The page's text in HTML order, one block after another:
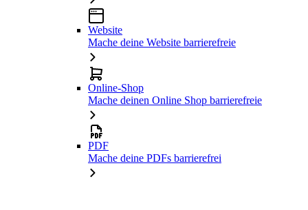
Website
Mache deine Website barrierefreie
Online-Shop
Mache deinen Online Shop barrierefreie
PDF
Mache deine PDFs barrierefrei